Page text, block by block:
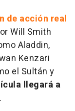
de acción real
Will Smith
Aladdin,
Kenzari
el Sultán y
llegará a
.